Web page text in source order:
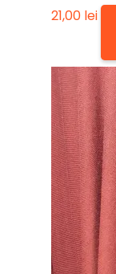
21,00 lei